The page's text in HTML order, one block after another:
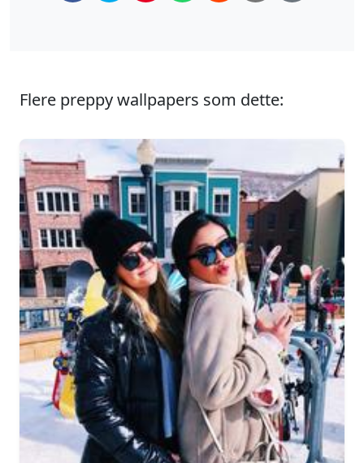
Flere preppy wallpapers som dette: